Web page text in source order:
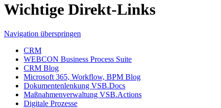
Wichtige Direkt-Links
Navigation überspringen
CRM
WEBCON Business Process Suite
CRM Blog
Microsoft 365, Workflow, BPM Blog
Dokumentenlenkung VSB.Docs
Maßnahmenverwaltung VSB.Actions
Digitale Prozesse